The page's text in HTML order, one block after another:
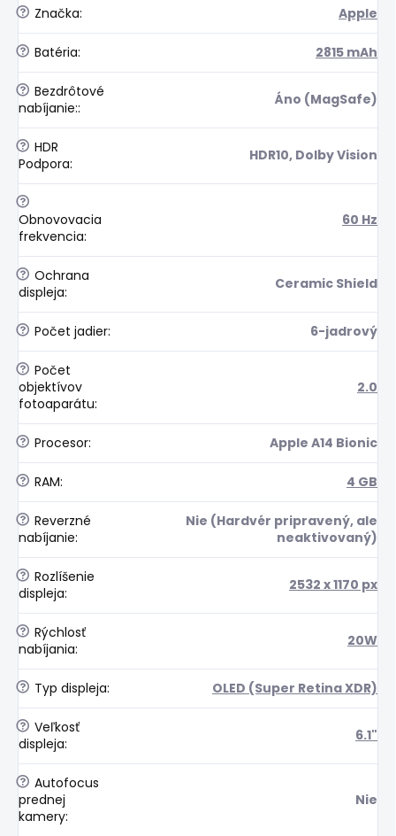
? Značka: Apple
? Batéria: 2815 mAh
? Bezdrôtové
nabíjanie:: Áno (MagSafe)
? HDR
Podpora: HDR10, Dolby Vision
?
Obnovovacia
frekvencia:
60 Hz
? Ochrana
displeja: Ceramic Shield
? Počet jadier: 6-jadrový
? Počet
objektívov
fotoaparátu:
2.0
? Procesor: Apple A14 Bionic
? RAM: 4 GB
? Reverzné
nabíjanie:
Nie (Hardvér pripravený, ale
neaktivovaný)
? Rozlíšenie
displeja: 2532 x 1170 px
? Rýchlosť
nabíjania: 20W
? Typ displeja: OLED (Super Retina XDR)
? Veľkosť
displeja: 6.1"
? Autofocus
prednej
kamery:
Nie